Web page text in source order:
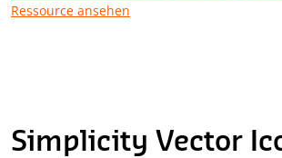
Ressource ansehen
Simplicity Vector